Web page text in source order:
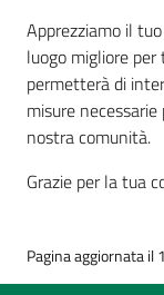
Apprezziamo il
luogo migliore
permetterà di
misure
nostra comunità.
Grazie per la tua
Pagina aggiornata